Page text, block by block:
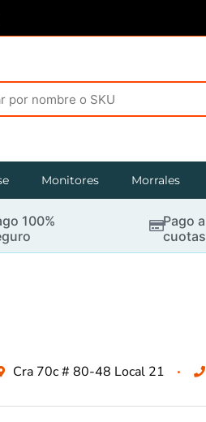
Monitores Morrales
100%
Pago a
cuotas
Cra 70c # 80-48 Local 21